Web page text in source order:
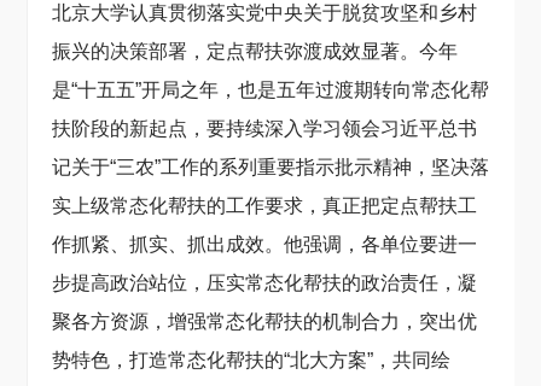
北京大学认真贯彻落实党中央关于脱贫攻坚和乡村
振兴的决策部署，定点帮扶弥渡成效显著。今年
是“十五五”开局之年，也是五年过渡期转向常态化帮
扶阶段的新起点，要持续深入学习领会习近平总书
记关于“三农”工作的系列重要指示批示精神，坚决落
实上级常态化帮扶的工作要求，真正把定点帮扶工
作抓紧、抓实、抓出成效。他强调，各单位要进一
步提高政治站位，压实常态化帮扶的政治责任，凝
聚各方资源，增强常态化帮扶的机制合力，突出优
势特色，打造常态化帮扶的“北大方案”，共同绘